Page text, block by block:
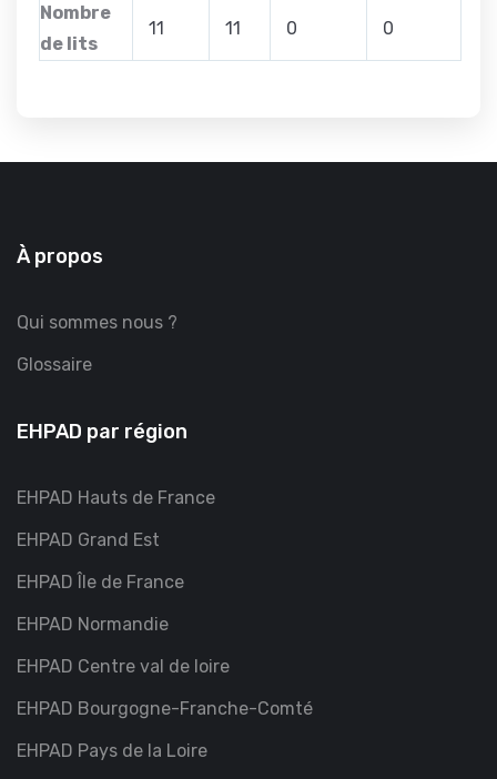
Nombre
de lits
11 11 0 0
À propos
Qui sommes nous ?
Glossaire
EHPAD par région
EHPAD Hauts de France
EHPAD Grand Est
EHPAD Île de France
EHPAD Normandie
EHPAD Centre val de loire
EHPAD Bourgogne-Franche-Comté
EHPAD Pays de la Loire